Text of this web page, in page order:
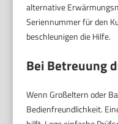
alternative
Seriennummer für den
beschleunigen die Hilfe.
Bei Betreuung
Wenn Großeltern oder
Bedienfreundlichkeit.